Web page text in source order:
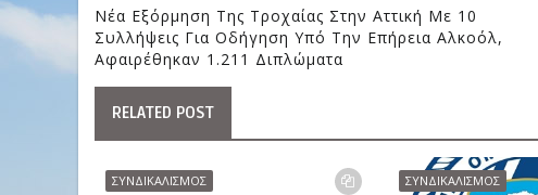
Νέα Εξόρμηση Της Τροχαίας Στην Αττική Με 10
Συλλήψεις Για Οδήγηση Υπό Την Επήρεια Αλκοόλ,
Αφαιρέθηκαν 1.211 Διπλώματα
RELATED POST
ΣΥΝΔΙΚΑΛΙΣΜΟΣ ΣΥΝΔΙΚΑΛΙΣΜΟΣ